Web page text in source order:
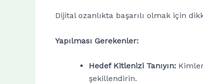
Dijital ozanlıkta başarılı olmak için
Yapılması Gerekenler:
Hedef Kitlenizi Tanıyın:
şekillendirin.